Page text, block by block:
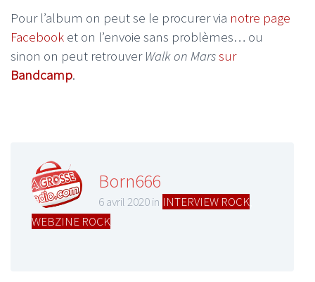
Pour l’album on peut se le procurer via notre page
Facebook et on l’envoie sans problèmes… ou
sinon on peut retrouver Walk on Marssur
Bandcamp.
Born666
6 avril 2020 in INTERVIEW ROCK
WEBZINE ROCK